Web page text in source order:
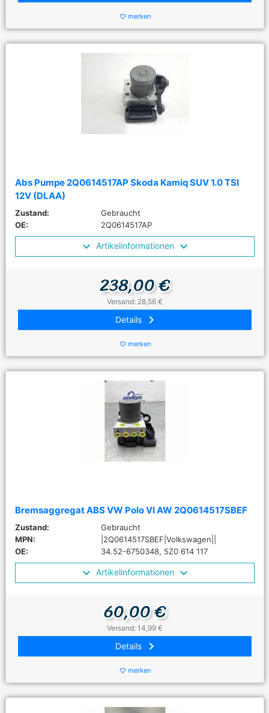
favorite_border merken
Abs Pumpe 2Q0614517AP Skoda Kamiq SUV 1.0 TSI
12V (DLAA)
Zustand:
Gebraucht
OE:
2Q0614517AP
Artikelinformationen
238,00 €
Versand: 28,56 €
Details keyboard_arrow_right
favorite_border merken
Bremsaggregat ABS VW Polo VI AW 2Q0614517SBEF
Zustand:
Gebraucht
MPN:
|2Q0614517SBEF|Volkswagen||
OE:
34.52-6750348, 5Z0 614 117
Artikelinformationen
60,00 €
Versand: 14,99 €
Details keyboard_arrow_right
favorite_border merken